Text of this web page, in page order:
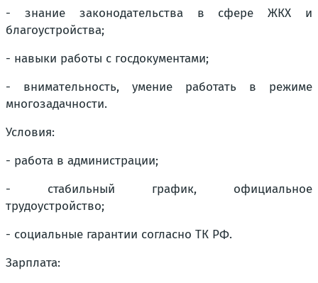
- знание законодательства в сфере ЖКХ и
благоустройства;
- навыки работы с госдокументами;
- внимательность, умение работать в режиме
многозадачности.
Условия:
- работа в администрации;
- стабильный график, официальное
трудоустройство;
- социальные гарантии согласно ТК РФ.
Зарплата: